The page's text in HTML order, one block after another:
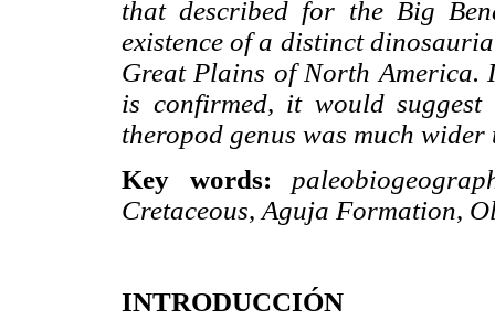
that described for the Big
existence of a distinct
Great Plains of North America.
is confirmed, it would
theropod genus was much
Key words:
Cretaceous,Aguja Formation,
INTRODUCCIÓN